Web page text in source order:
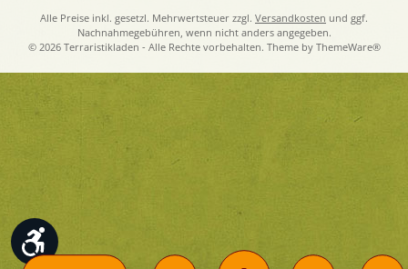
Werkzeugleiste anzeigen
Alle Preise inkl. gesetzl. Mehrwertsteuer zzgl. Versandkosten und ggf.
Nachnahmegebühren, wenn nicht anders angegeben.
© 2026 Terraristikladen - Alle Rechte vorbehalten. Theme by ThemeWare®